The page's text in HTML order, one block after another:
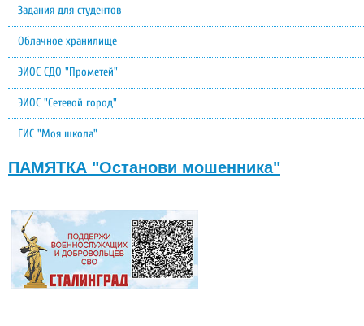
Задания для студентов
Облачное хранилище
ЭИОС СДО "Прометей"
ЭИОС "Сетевой город"
ГИС "Моя школа"
ПАМЯТКА "Останови мошенника"